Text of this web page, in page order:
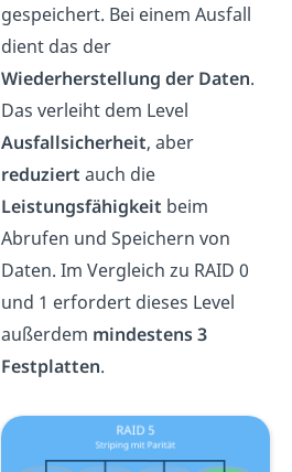
gespeichert. Bei einem Ausfall
dient das der
Wiederherstellung der Daten.
Das verleiht dem Level
Ausfallsicherheit, aber
reduziert auch die
Leistungsfähigkeit beim
Abrufen und Speichern von
Daten. Im Vergleich zu RAID 0
und 1 erfordert dieses Level
außerdem mindestens 3
Festplatten.